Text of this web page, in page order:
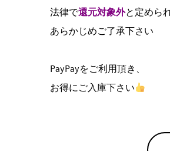
法律で還元対象外と定めら
あらかじめご了承下さい
PayPayをご利用頂き、
お得にご入庫下さい